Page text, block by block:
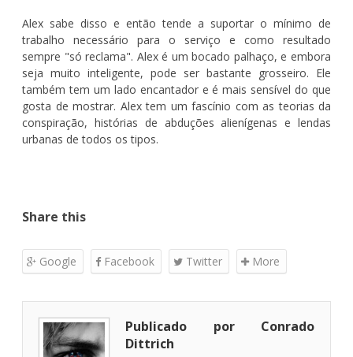
Alex sabe disso e então tende a suportar o mínimo de
trabalho necessário para o serviço e como resultado
sempre "só reclama". Alex é um bocado palhaço, e embora
seja muito inteligente, pode ser bastante grosseiro. Ele
também tem um lado encantador e é mais sensível do que
gosta de mostrar. Alex tem um fascínio com as teorias da
conspiração, histórias de abduções alienígenas e lendas
urbanas de todos os tipos.
Share this
Google Facebook Twitter More
Publicado por Conrado
Dittrich